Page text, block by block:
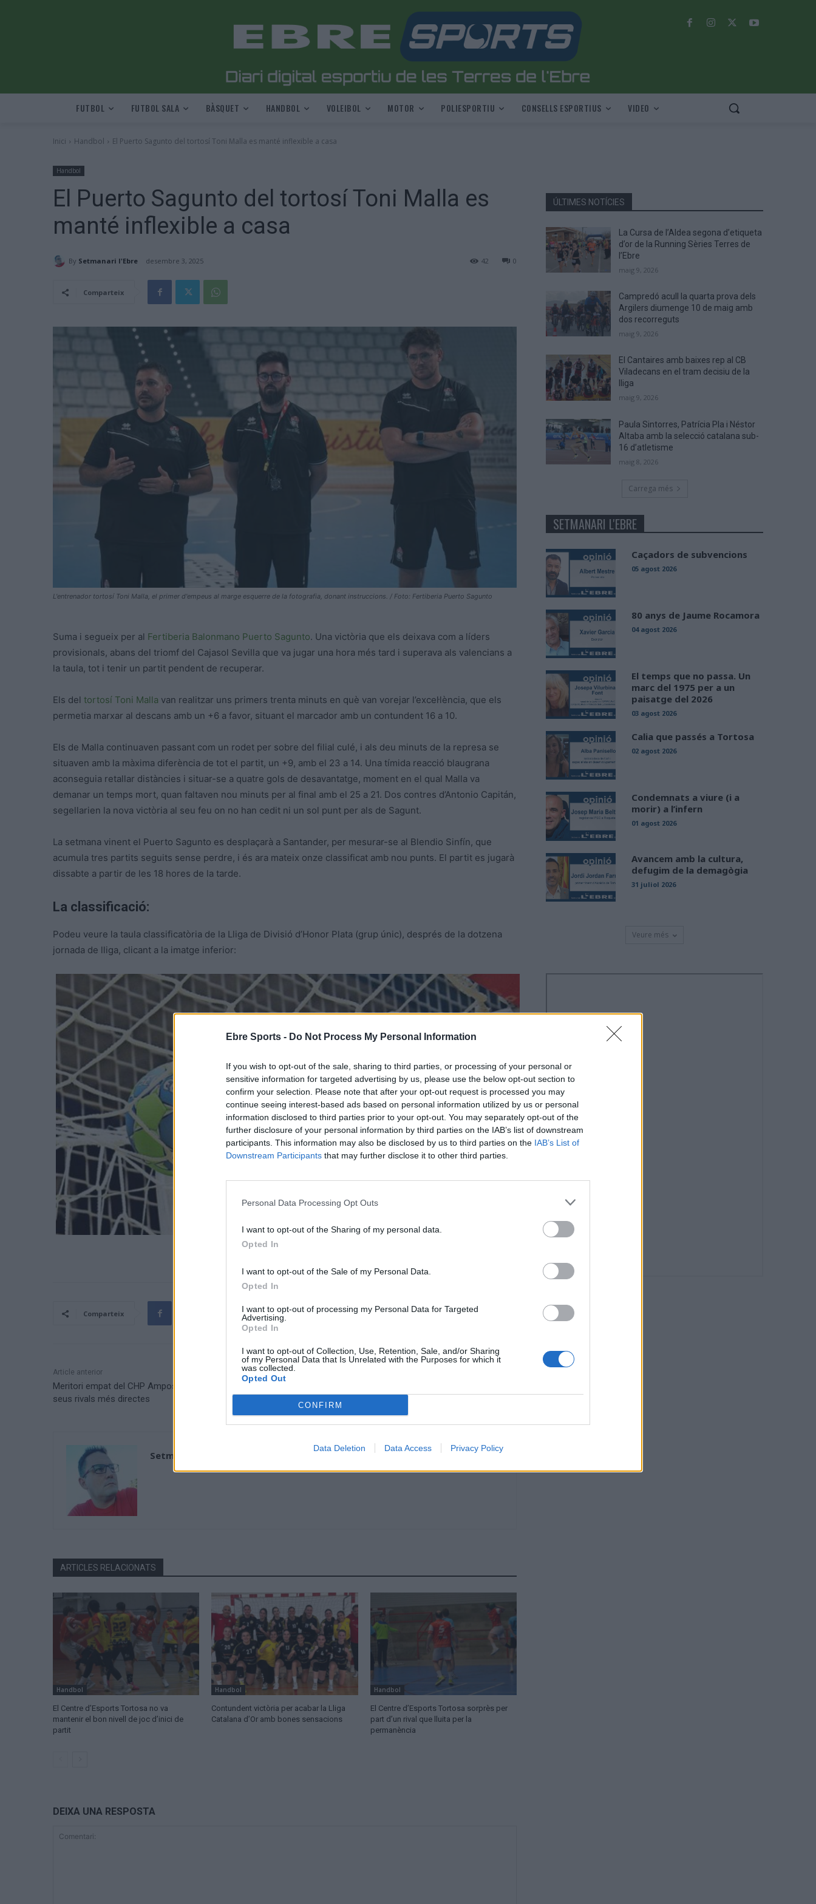
Ebre Sports - Do Not Process My Personal Information
If you wish to opt-out of the sale, sharing to third parties, or processing of your personal or
sensitive information for targeted advertising by us, please use the below opt-out section to
confirm your selection. Please note that after your opt-out request is processed you may
continue seeing interest-based ads based on personal information utilized by us or personal
information disclosed to third parties prior to your opt-out. You may separately opt-out of the
further disclosure of your personal information by third parties on the IAB’s list of downstream
participants. This information may also be disclosed by us to third parties on the IAB’s List of
Downstream Participants that may further disclose it to other third parties.
Personal Data Processing Opt Outs
I want to opt-out of the Sharing of my personal data.
Opted In
I want to opt-out of the Sale of my Personal Data.
Opted In
I want to opt-out of processing my Personal Data for Targeted
Advertising.
Opted In
I want to opt-out of Collection, Use, Retention, Sale, and/or Sharing
of my Personal Data that Is Unrelated with the Purposes for which it
was collected.
Opted Out
CONFIRM
Data Deletion Data Access Privacy Policy
FUTBOL FUTBOL SALA BÀSQUET HANDBOL VOLEIBOL MOTOR POLIESPORTIU CONSELLS ESPORTIUS VIDEO
Inici Handbol El Puerto Sagunto del tortosí Toni Malla es manté inflexible a casa
Handbol
El Puerto Sagunto del tortosí Toni Malla es
manté inflexible a casa
By Setmanari l'Ebre desembre 3, 2025 0
42
Comparteix
L'entrenador tortosí Toni Malla, el primer d'empeus al marge esquerre de la fotografia, donant instruccions. / Foto: Fertiberia Puerto Sagunto
Suma i segueix per al Fertiberia Balonmano Puerto Sagunto. Una victòria que els deixava com a líders
provisionals, abans del triomf del Cajasol Sevilla que va jugar una hora més tard i superava als valencians a
la taula, tot i tenir un partit pendent de recuperar.
Els del tortosí Toni Malla van realitzar uns primers trenta minuts en què van vorejar l’excel·lència, que els
permetia marxar al descans amb un +6 a favor, situant el marcador amb un contundent 16 a 10.
Els de Malla continuaven passant com un rodet per sobre del filial culé, i als deu minuts de la represa se
situaven amb la màxima diferència de tot el partit, un +9, amb el 23 a 14. Una tímida reacció blaugrana
aconseguia retallar distàncies i situar-se a quatre gols de desavantatge, moment en el qual Malla va
demanar un temps mort, quan faltaven nou minuts per al final amb el 25 a 21. Dos contres d’Antonio Capitán,
segellarien la nova victòria al seu feu on no han cedit ni un sol punt per als de Sagunt.
La setmana vinent el Puerto Sagunto es desplaçarà a Santander, per mesurar-se al Blendio Sinfín, que
acumula tres partits seguits sense perdre, i és ara mateix onze classificat amb nou punts. El partit es jugarà
dissabte a partir de les 18 hores de la tarde.
La classificació:
Podeu veure la taula classificatòria de la Lliga de Divisió d’Honor Plata (grup únic), després de la dotzena
jornada de lliga, clicant a la imatge inferior:
Comparteix
Article anterior
Meritori empat del CHP Amposta a la pista d’un dels
seus rivals més directes
Setmanari l'Ebre
ARTICLES RELACIONATS
Handbol
El Centre d’Esports Tortosa no va
mantenir el bon nivell de joc d’inici de
partit
Handbol
Contundent victòria per acabar la Lliga
Catalana d’Or amb bones sensacions
Handbol
El Centre d’Esports Tortosa sorprès per
part d’un rival que lluita per la
permanència
DEIXA UNA RESPOSTA
ÚLTIMES NOTÍCIES
La Cursa de l’Aldea segona d’etiqueta
d’or de la Running Sèries Terres de
l’Ebre
maig 9, 2026
Campredó acull la quarta prova dels
Argilers diumenge 10 de maig amb
dos recorreguts
maig 9, 2026
El Cantaires amb baixes rep al CB
Viladecans en el tram decisiu de la
lliga
maig 9, 2026
Paula Sintorres, Patrícia Pla i Néstor
Altaba amb la selecció catalana sub-
16 d’atletisme
maig 8, 2026
Carrega més
SETMANARI L'EBRE
Caçadors de subvencions
05 agost 2026
80 anys de Jaume Rocamora
04 agost 2026
El temps que no passa. Un
marc del 1975 per a un
paisatge del 2026
03 agost 2026
Calia que passés a Tortosa
02 agost 2026
Condemnats a viure (i a
morir) a l’infern
01 agost 2026
Avancem amb la cultura,
defugim de la demagògia
31 juliol 2026
Veure més